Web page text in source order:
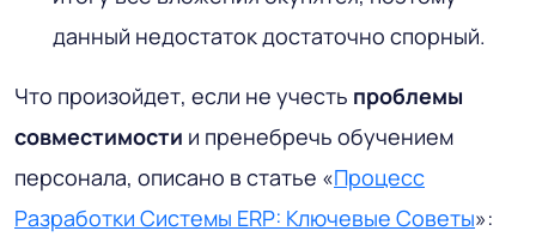
данный недостаток достаточно спорный.
Что произойдет, если не учесть проблемы
совместимости и пренебречь обучением
персонала, описано в статье «Процесс
Разработки Системы ERP: Ключевые Советы»: